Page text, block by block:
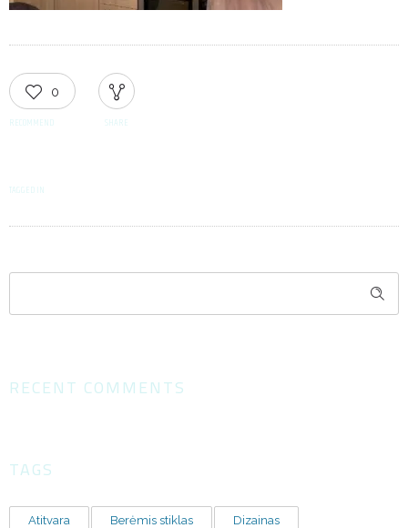
0
RECOMMEND SHARE
TAGGED IN
RECENT COMMENTS
TAGS
Atitvara Berėmis stiklas Dizainas